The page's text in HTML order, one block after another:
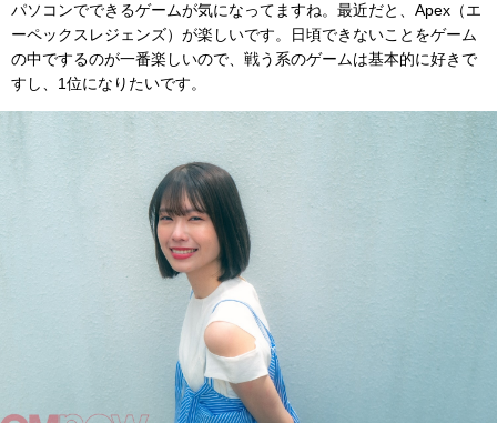
パソコンでできるゲームが気になってますね。最近だと、Apex（エ
ーペックスレジェンズ）が楽しいです。日頃できないことをゲーム
の中でするのが一番楽しいので、戦う系のゲームは基本的に好きで
すし、1位になりたいです。